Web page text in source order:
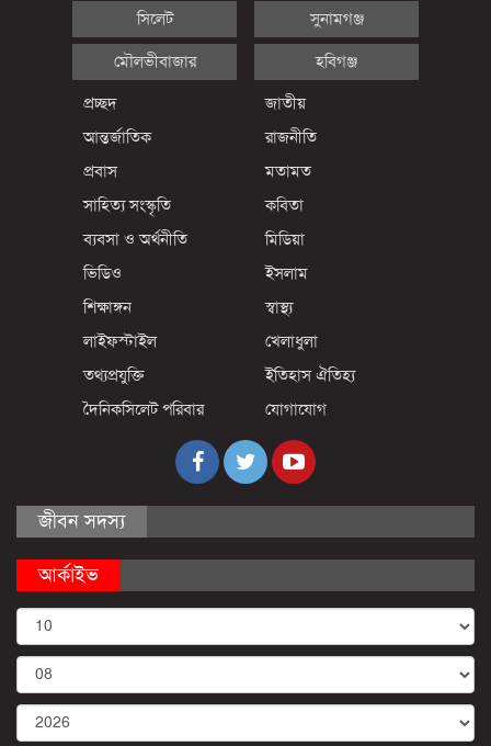
সিলেট সুনামগঞ্জ
মৌলভীবাজার হবিগঞ্জ
প্রচ্ছদ
জাতীয়
আন্তর্জাতিক
রাজনীতি
প্রবাস
মতামত
সাহিত্য সংস্কৃতি
কবিতা
ব্যবসা ও অর্থনীতি
মিডিয়া
ভিডিও
ইসলাম
শিক্ষাঙ্গন
স্বাস্থ্য
লাইফস্টাইল
খেলাধুলা
তথ্যপ্রযুক্তি
ইতিহাস ঐতিহ্য
দৈনিকসিলেট পরিবার
যোগাযোগ
জীবন সদস্য
আর্কাইভ